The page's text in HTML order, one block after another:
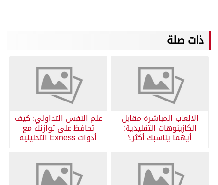
ذات صلة
الالعاب المباشرة مقابل
الكازينوهات التقليدية:
أيهما يناسبك أكثر؟
علم النفس التداولي: كيف
تحافظ على توازنك مع
أدوات Exness التحليلية